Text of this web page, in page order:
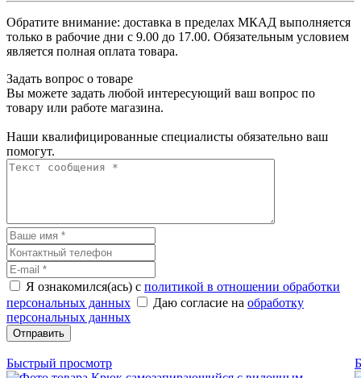
Обратите внимание: доставка в пределах МКАД выполняется
только в рабочие дни с 9.00 до 17.00. Обязательным условием
является полная оплата товара.
Задать вопрос о товаре
Вы можете задать любой интересующий ваш вопрос по
товару или работе магазина.
Наши квалифицированные специалисты обязательно ваш
помогут.
Я ознакомился(ась) с политикой в отношении обработки
персональных данных
Даю согласие на обработку
персональных данных
Отправить
Быстрый просмотр